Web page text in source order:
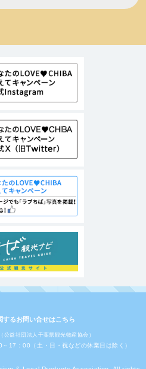
するお問い合せはこちら
公益社団法人千葉県観光物産協会）
17：00（土・日・祝などの休業日は除く）